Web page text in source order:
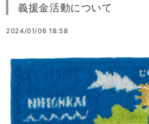
義援金活動について
2024/01/06 18:58